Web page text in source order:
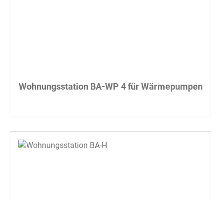
Wohnungsstation BA-WP 4 für Wärmepumpen